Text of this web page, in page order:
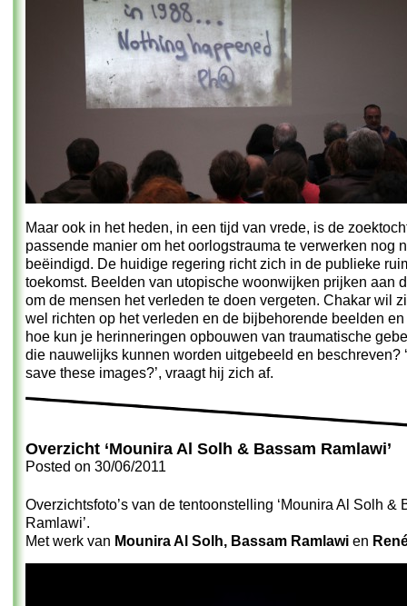
Maar ook in het heden, in een tijd van vrede, is de
passende manier om het oorlogstrauma te verwerken nog
beëindigd. De huidige regering richt zich in de publieke
toekomst. Beelden van utopische woonwijken prijken aan
om de mensen het verleden te doen vergeten. Chakar wil
wel richten op het verleden en de bijbehorende beelden en
hoe kun je herinneringen opbouwen van traumatische
die nauwelijks kunnen worden uitgebeeld en beschreven?
save these images?’, vraagt hij zich af.
Overzicht ‘Mounira Al Solh & Bassam Ramlawi’
Posted on 30/06/2011
Overzichtsfoto’s van de tentoonstelling ‘Mounira Al Solh &
Ramlawi’.
Met werk van Mounira Al Solh, Bassam Ramlawi en